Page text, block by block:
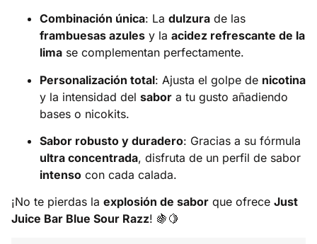
Combinación única: La dulzura de las
frambuesas azules y la acidez refrescante de la
lima se complementan perfectamente.
Personalización total: Ajusta el golpe de nicotina
y la intensidad del sabor a tu gusto añadiendo
bases o nicokits.
Sabor robusto y duradero: Gracias a su fórmula
ultra concentrada, disfruta de un perfil de sabor
intenso con cada calada.
¡No te pierdas la explosión de sabor que ofrece Just
Juice Bar Blue Sour Razz! 🍇🍋